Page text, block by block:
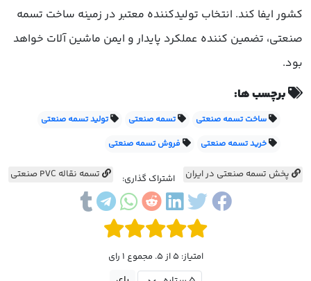
کشور ایفا کند. انتخاب تولیدکننده معتبر در زمینه ساخت تسمه
صنعتی، تضمین کننده عملکرد پایدار و ایمن ماشین آلات خواهد
بود.
برچسب ها:
ساخت تسمه صنعتی تسمه صنعتی
تولید تسمه صنعتی
خرید تسمه صنعتی
فروش تسمه صنعتی
پخش تسمه صنعتی در ایران تسمه نقاله PVC صنعتی اشتراک گذاری:
امتیاز: 5 از 5. مجموع 1 رای